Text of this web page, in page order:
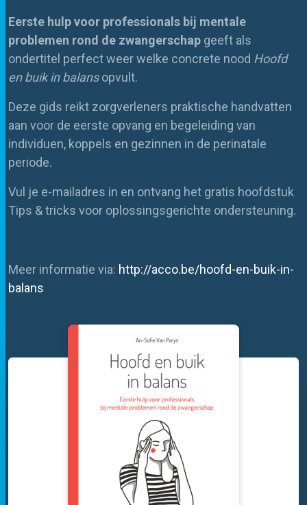
Eerste hulp voor professionals bij mentale
problemen rond de zwangerschap geeft als
ondertitel perfect weer welke concrete nood Hoofd
en buik in balansopvult.
Deze gids reikt zorgverleners praktische handvatten
aan voor de eerste opvang en begeleiding van
individuen, koppels en gezinnen in de perinatale
periode.
Vul je e-mailadres in en ontvang het gratis hoofdstuk
Tips & tricks voor oplossingsgerichte ondersteuning.
Meer informatie via: http://acco.be/hoofd-en-buik-in-
balans